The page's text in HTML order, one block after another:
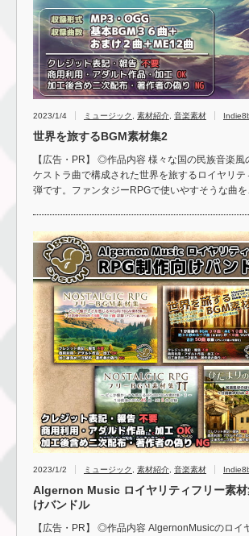
2023/1/4 ミュージック 素材紹介 音楽素材
世界を旅するBGM素材集2
【広告・PR】 ◎作品内容 様々な国の民族音楽風
ケストラ曲で構成された世界を旅するロイヤリ
弾です。ファンタジーRPGで使いやすそうな曲
2023/1/2 ミュージック 素材紹介 音楽素材
Algernon Music ロイヤリティフリー素材
けバンドル
【広告・PR】 ◎作品内容 AlgernonMusicのロイ